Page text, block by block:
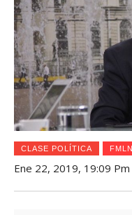
CLASE POLÍTICA FMLN
Ene 22, 2019, 19:09 Pm